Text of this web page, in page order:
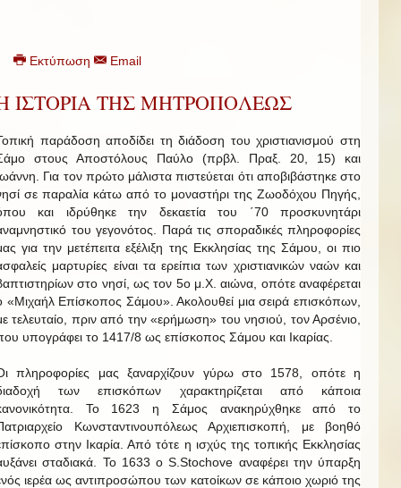
Εκτύπωση Email
ΙΣΤΟΡΙΑ ΤΗΣ ΜΗΤΡΟΠΟΛΕΩΣ
παράδοση αποδίδει τη διάδοση του χριστιανισμού στη
στους Αποστόλους Παύλο (πρβλ. Πραξ. 20, 15) και
Για τον πρώτο μάλιστα πιστεύεται ότι αποβιβάστηκε στο
σε παραλία κάτω από το μοναστήρι της Ζωοδόχου Πηγής,
και ιδρύθηκε την δεκαετία του ΄70 προσκυνητάρι
του γεγονότος. Παρά τις σποραδικές πληροφορίες
για την μετέπειτα εξέλιξη της Εκκλησίας της Σάμου, οι πιο
μαρτυρίες είναι τα ερείπια των χριστιανικών ναών και
στο νησί, ως τον 5ο μ.Χ. αιώνα, οπότε αναφέρεται
«Μιχαήλ Επίσκοπος Σάμου». Ακολουθεί μια σειρά επισκόπων,
τελευταίο, πριν από την «ερήμωση» του νησιού, τον Αρσένιο,
υπογράφει το 1417/8 ως επίσκοπος Σάμου και Ικαρίας.
πληροφορίες μας ξαναρχίζουν γύρω στο 1578, οπότε η
των επισκόπων χαρακτηρίζεται από κάποια
Το 1623 η Σάμος ανακηρύχθηκε από το
Κωνσταντινουπόλεως Αρχιεπισκοπή, με βοηθό
στην Ικαρία. Από τότε η ισχύς της τοπικής Εκκλησίας
σταδιακά. Το 1633 ο S.Stochove αναφέρει την ύπαρξη
ιερέα ως αντιπροσώπου των κατοίκων σε κάποιο χωριό της